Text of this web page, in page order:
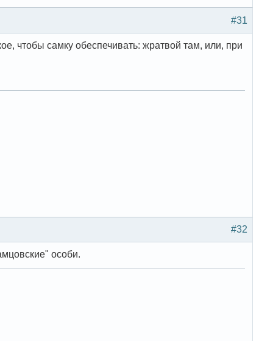
#31
чтобы самку обеспечивать: жратвой там, или, при
#32
особи.